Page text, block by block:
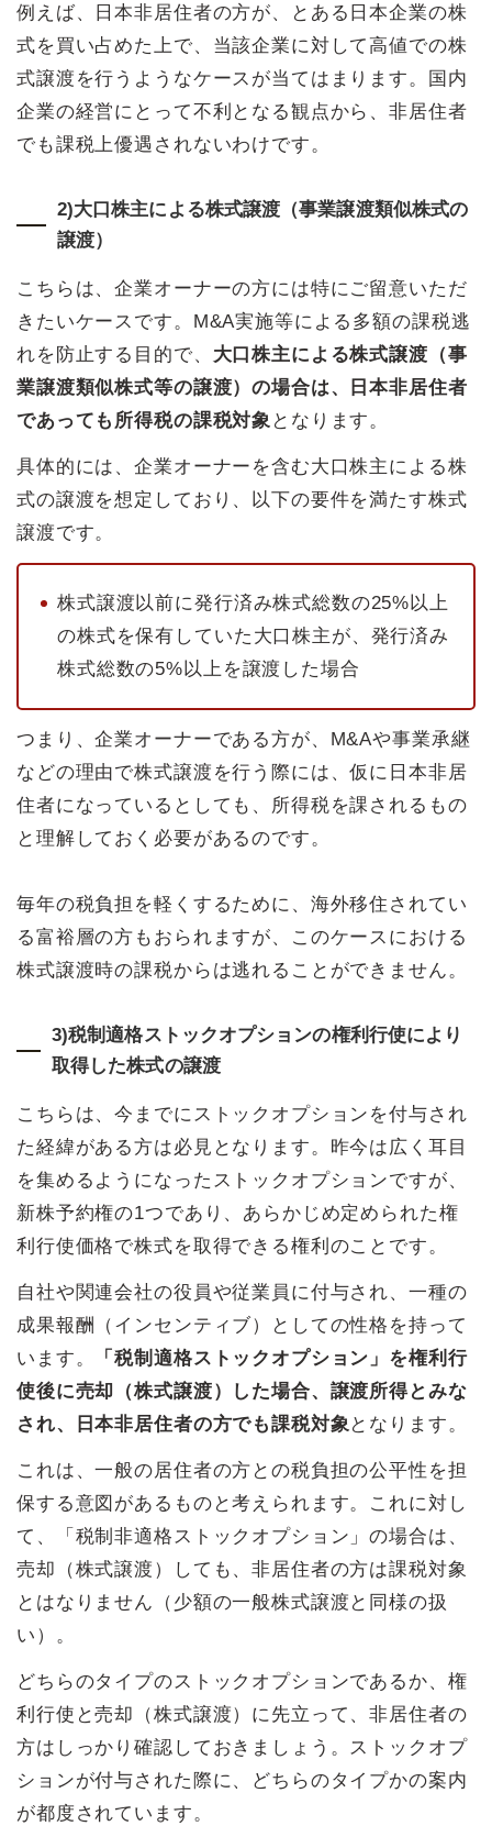
例えば、日本非居住者の方が、とある日本企業の株
式を買い占めた上で、当該企業に対して高値での株
式譲渡を行うようなケースが当てはまります。国内
企業の経営にとって不利となる観点から、非居住者
でも課税上優遇されないわけです。
2)大口株主による株式譲渡（事業譲渡類似株式の
譲渡）
こちらは、企業オーナーの方には特にご留意いただ
きたいケースです。M&A実施等による多額の課税逃
れを防止する目的で、 大口株主による株式譲渡（事
業譲渡類似株式等の譲渡）の場合は、日本非居住者
であっても所得税の課税対象 となります。
具体的には、企業オーナーを含む大口株主による株
式の譲渡を想定しており、以下の要件を満たす株式
譲渡です。
株式譲渡以前に発行済み株式総数の25%以上
の株式を保有していた大口株主が、発行済み
株式総数の5%以上を譲渡した場合
つまり、企業オーナーである方が、M&Aや事業承継
などの理由で株式譲渡を行う際には、仮に日本非居
住者になっているとしても、所得税を課されるもの
と理解しておく必要があるのです。
毎年の税負担を軽くするために、海外移住されてい
る富裕層の方もおられますが、このケースにおける
株式譲渡時の課税からは逃れることができません。
3)税制適格ストックオプションの権利行使により
取得した株式の譲渡
こちらは、今までにストックオプションを付与され
た経緯がある方は必見となります。昨今は広く耳目
を集めるようになったストックオプションですが、
新株予約権の1つであり、あらかじめ定められた権
利行使価格で株式を取得できる権利のことです。
自社や関連会社の役員や従業員に付与され、一種の
成果報酬（インセンティブ）としての性格を持って
います。
「税制適格ストックオプション」を権利行
使後に売却（株式譲渡）した場合、譲渡所得とみな
され、日本非居住者の方でも課税対象 となります。
これは、一般の居住者の方との税負担の公平性を担
保する意図があるものと考えられます。これに対し
て、「税制非適格ストックオプション」の場合は、
売却（株式譲渡）しても、非居住者の方は課税対象
とはなりません（少額の一般株式譲渡と同様の扱
い）。
どちらのタイプのストックオプションであるか、権
利行使と売却（株式譲渡）に先立って、非居住者の
方はしっかり確認しておきましょう。ストックオプ
ションが付与された際に、どちらのタイプかの案内
が都度されています。